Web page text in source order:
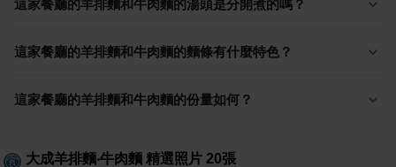
這家餐廳的羊排麵和牛肉麵的湯頭是分開煮的嗎？
這家餐廳的羊排麵和牛肉麵的麵條有什麼特色？
這家餐廳的羊排麵和牛肉麵的份量如何？
大成羊排麵‧牛肉麵 精選照片 20張